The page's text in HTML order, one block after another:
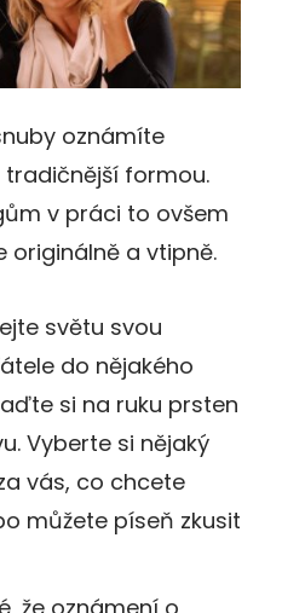
oznámíte
formou.
v práci to ovšem
originálně a vtipně.
světu svou
do nějakého
si na ruku prsten
Vyberte si nějaký
vás, co chcete
můžete píseň zkusit